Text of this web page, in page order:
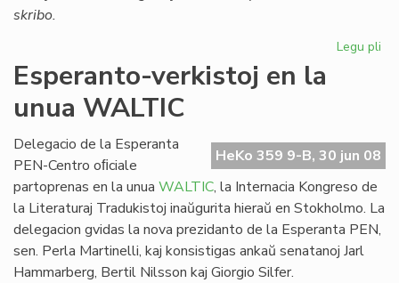
skribo.
Legu pli
Esperanto-verkistoj en la
unua WALTIC
HeKo 359 9-B, 30 jun 08
Delegacio de la Esperanta
PEN-Centro oﬁciale
partoprenas en la unua WALTIC, la Internacia Kongreso de
la Literaturaj Tradukistoj inaŭgurita hieraŭ en Stokholmo. La
delegacion gvidas la nova prezidanto de la Esperanta PEN,
sen. Perla Martinelli, kaj konsistigas ankaŭ senatanoj Jarl
Hammarberg, Bertil Nilsson kaj Giorgio Silfer.